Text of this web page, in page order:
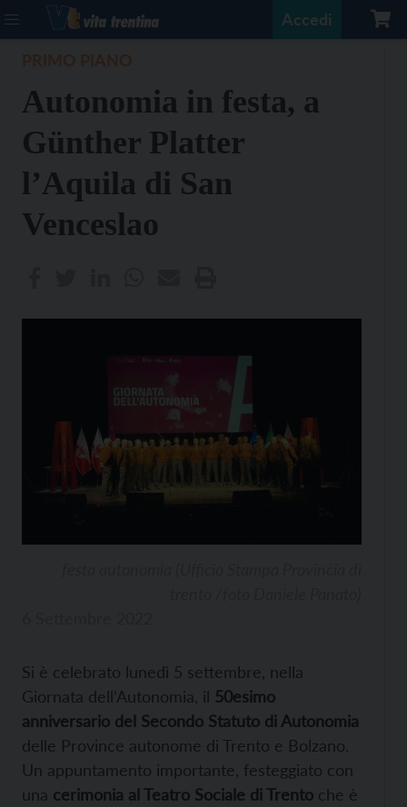
Accedi
Autonomia in festa, a
Günther Platter
l’Aquila di San
Venceslao
Si è celebrato lunedì 5 settembre, nella
Giornata dell’Autonomia, il 50esimo
anniversario del Secondo Statuto di Autonomia
delle Province autonome di Trento e Bolzano.
Un appuntamento importante, festeggiato con
una cerimonia al Teatro Sociale di Trento che è